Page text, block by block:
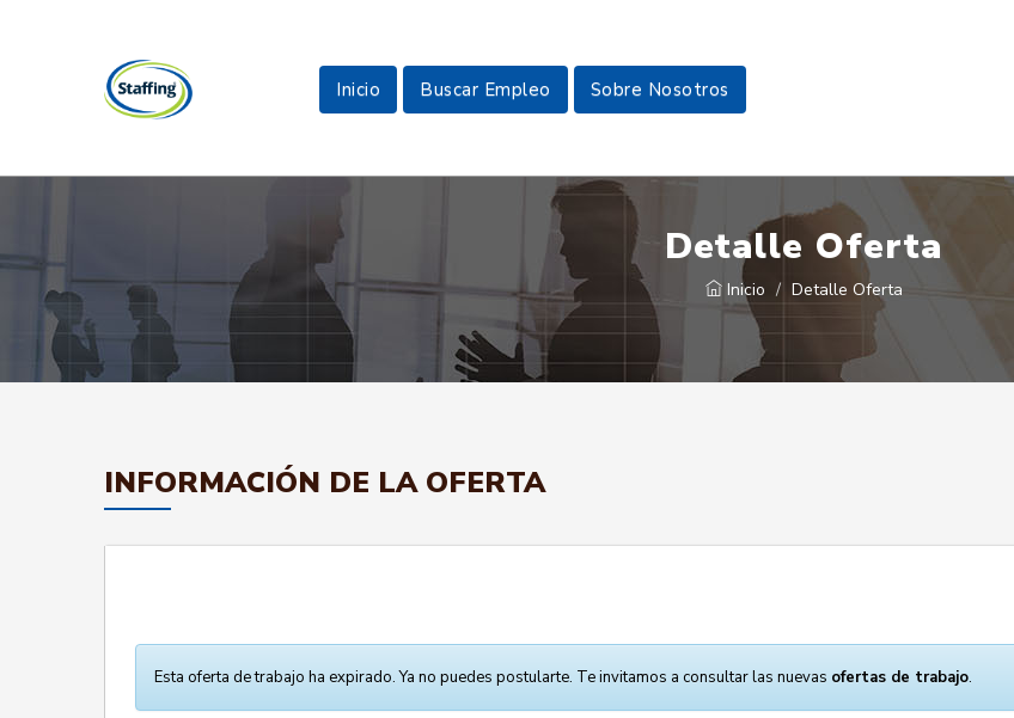
Inicio Buscar Empleo Sobre Nosotros
Detalle Oferta
Inicio Detalle Oferta
INFORMACIÓN DE LA OFERTA
Esta oferta de trabajo ha expirado. Ya no puedes postularte. Te invitamos a consultar las nuevas ofertas de trabajo.